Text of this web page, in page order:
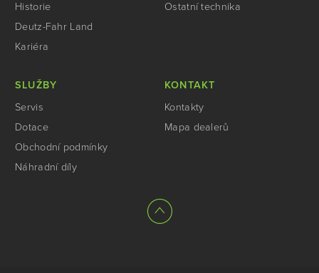
Historie
Deutz-Fahr Land
Kariéra
Ostatní technika
SLUŽBY
Servis
Dotace
Obchodní podmínky
Náhradní díly
KONTAKT
Kontakty
Mapa dealerů